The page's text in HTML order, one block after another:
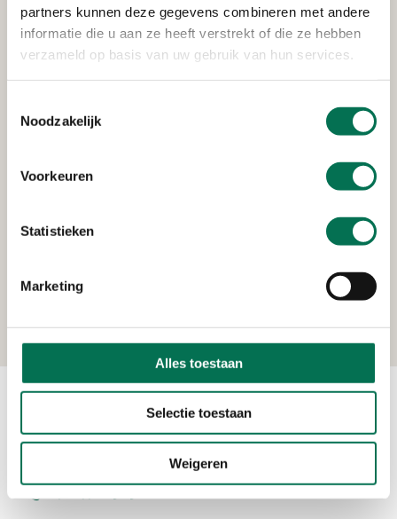
partners kunnen deze gegevens combineren met andere
informatie die u aan ze heeft verstrekt of die ze hebben
verzameld op basis van uw gebruik van hun services.
Noodzakelijk
Voorkeuren
Statistieken
Marketing
Alles toestaan
Selectie toestaan
Weigeren
Wervenkampweg 4, 2971 VJ Bleskensgraaf
Zuivelfabriek De Graafstroom
Verleend
Contact
Ma t/m vr 08:00 tot 16:30 uur